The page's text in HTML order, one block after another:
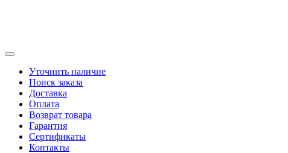
Уточнить наличие
Поиск заказа
Доставка
Оплата
Возврат товара
Гарантия
Сертификаты
Контакты